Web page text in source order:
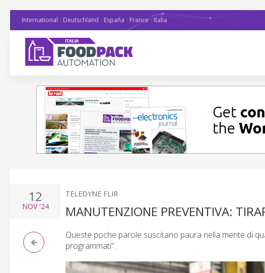
International Deutschland España France Italia
12
NOV'24
TELEDYNE FLIR
MANUTENZIONE PREVENTIVA:
Queste poche parole suscitano paura nella mente di
programmati".